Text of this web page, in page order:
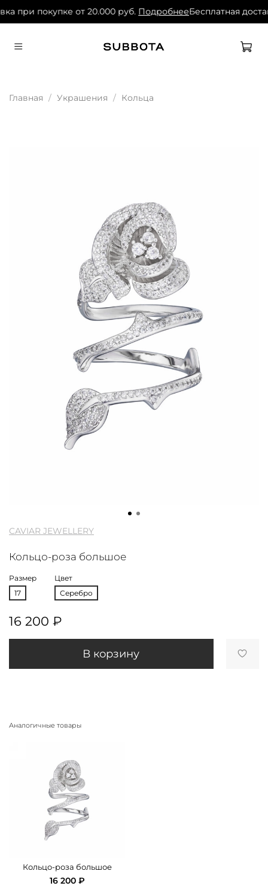
при покупке от 20.000 руб. ПодробнееБесплатная
Главная Украшения Кольца
CAVIAR JEWELLERY
Кольцо-роза большое
Размер
17
Цвет
Серебро
16 200 ₽
В корзину
Аналогичные товары
Кольцо-роза большое
16 200 ₽